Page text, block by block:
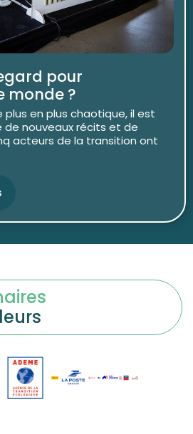
pour
monde ?
plus en plus chaotique, il est
nouveaux récits et de
acteurs de la transition ont